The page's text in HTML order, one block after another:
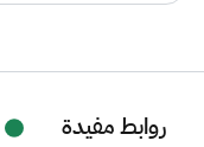
روابط مفيدة